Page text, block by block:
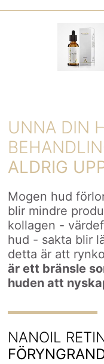
UNNA DIN
ALDRIG
Mogen hud
blir mindre
kollagen -
hud - sakta blir
detta är att
är ett bränsle
huden att
NANOIL